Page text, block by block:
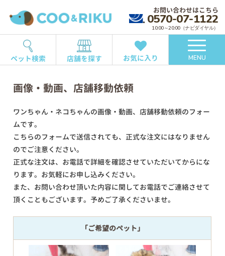
お問い合わせはこちら
0570-07-1122
10:00～20:00（ナビダイヤル）
ペット検索 店舗を探す お気に入り MENU
画像・動画、店舗移動依頼
ワンちゃん・ネコちゃんの画像・動画、店舗移動依頼のフォー
ムです。
こちらのフォームで送信されても、正式な注文にはなりません
のでご注意ください。
正式な注文は、お電話で詳細を確認させていただいてからにな
ります。お気軽にお申し込みください。
また、お問い合わせ頂いた内容に関してお電話でご連絡させて
頂くこともございます。予めご了承くださいませ。
「ご希望のペット」